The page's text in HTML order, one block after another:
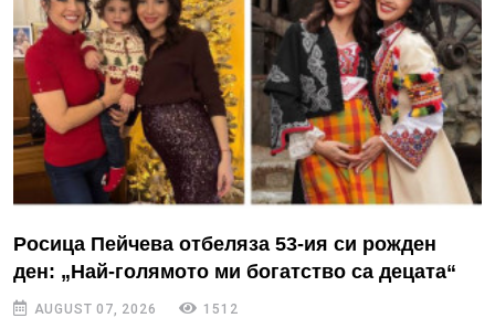
Росица Пейчева отбеляза 53-ия си рожден
ден: „Най-голямото ми богатство са децата“
AUGUST 07, 2026 1512